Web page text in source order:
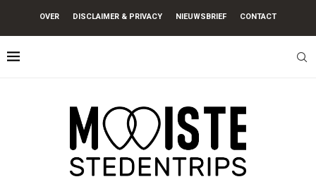
OVER DISCLAIMER & PRIVACY NIEUWSBRIEF CONTACT